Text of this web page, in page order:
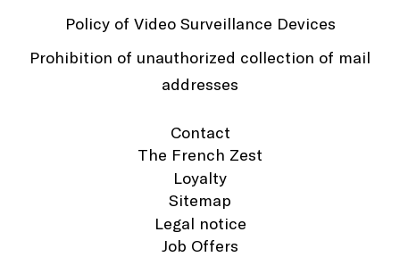
Policy of Video Surveillance Devices
Prohibition of unauthorized collection of mail
addresses
Contact
The French Zest
Loyalty
Sitemap
Legal notice
Job Offers